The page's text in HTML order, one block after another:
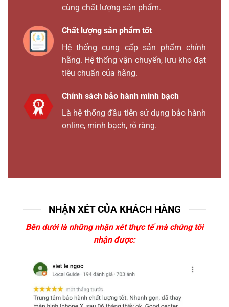
cùng chất lượng sản phẩm.
Chất lượng sản phẩm tốt
Hệ thống cung cấp sản phẩm chính
hãng. Hệ thống vận chuyển, lưu kho đạt
tiêu chuẩn của hãng.
Chính sách bảo hành minh bạch
Là hệ thống đầu tiên sử dụng bảo hành
online, minh bạch, rõ ràng.
NHẬN XÉT CỦA KHÁCH HÀNG
Bên dưới là những nhận xét thực tế mà chúng tôi
nhận được: